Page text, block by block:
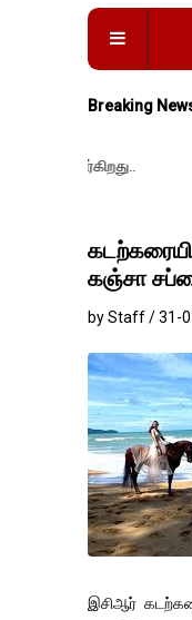
Breaking
கஞ்சா
by Staff / 31-
இசிஆர்